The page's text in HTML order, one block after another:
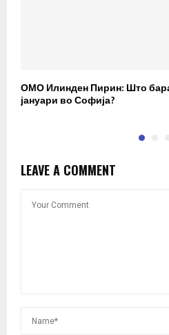
ОМО Илинден Пирин: Што
јануари во Софија?
LEAVE A COMMENT